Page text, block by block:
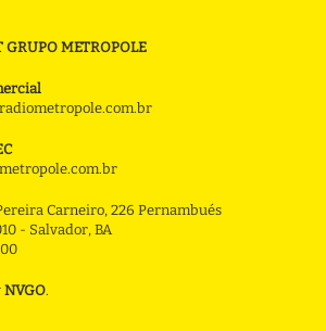
GRUPO METROPOLE
Carneiro, 226 Pernambués
- Salvador, BA
NVGO.